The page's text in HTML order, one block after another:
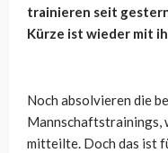
trainieren seit
Kürze ist wieder mit
Noch absolvieren die
Mannschaftstrainings,
mitteilte. Doch das ist